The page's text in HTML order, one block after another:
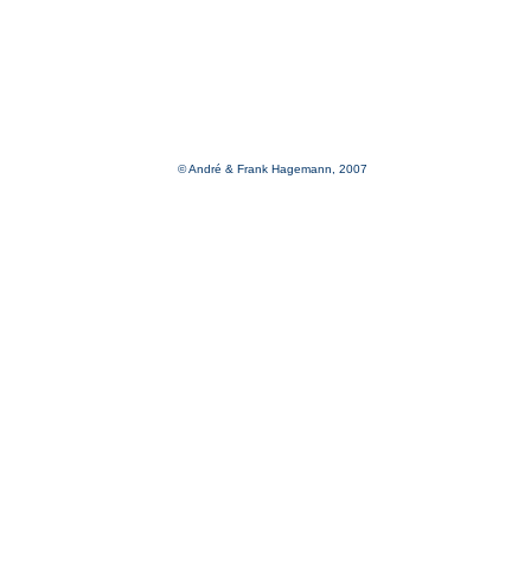
© André & Frank Hagemann, 2007